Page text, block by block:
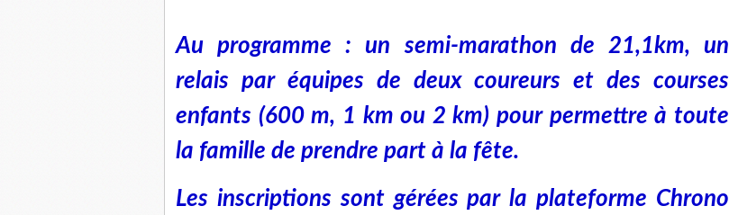
Au programme : un semi-marathon de 21,1km, un
relais par équipes de deux coureurs et des courses
enfants (600 m, 1 km ou 2 km) pour permettre à toute
la famille de prendre part à la fête.
Les inscriptions sont gérées par la plateforme Chrono